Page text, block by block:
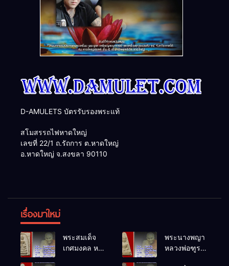
D-AMULETS บัตรรับรองพระแท้
สโมสรรถไฟหาดใหญ่
เลขที่ 22/1 ถ.รัถการ ต.หาดใหญ่
อ.หาดใหญ่ จ.สงขลา 90110
เรื่องมาใหม่
พระสมเด็จ
เกศมงคล หล
พระนางพญา
หลวงพ่อฑูรย์